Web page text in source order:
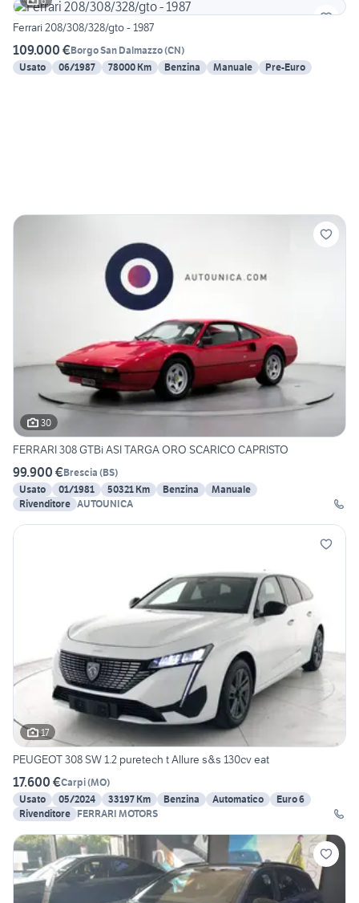
Ferrari 208/308/328/gto - 1987
109.000 €Borgo San Dalmazzo(CN)
Usato
06/1987 78000 Km Benzina Manuale Pre-Euro
30
FERRARI 308 GTBi ASI TARGA ORO SCARICO CAPRISTO
99.900 €Brescia (BS)
Usato
01/1981 50321 Km Benzina
Manuale
Rivenditore AUTOUNICA
17
PEUGEOT 308 SW 1.2 puretech t Allure s&s 130cv eat
17.600 €Carpi(MO)
Usato
05/2024 33197 Km Benzina Automatico
Euro 6
Rivenditore FERRARI MOTORS